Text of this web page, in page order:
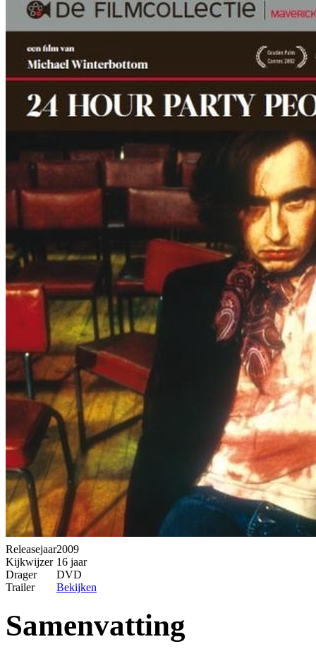
Releasejaar2009
Kijkwijzer 16 jaar
Drager
DVD
Trailer
Bekijken
Samenvatting